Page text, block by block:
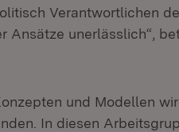
Verantwortlichen
Ansätze unerlässlich“,
und Modellen
in neuem Fenster)
In diesen